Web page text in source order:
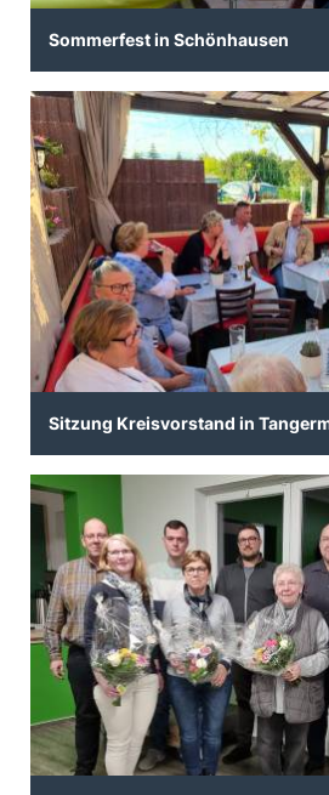
Sommerfest in Schönhausen
Sitzung Kreisvorstand in